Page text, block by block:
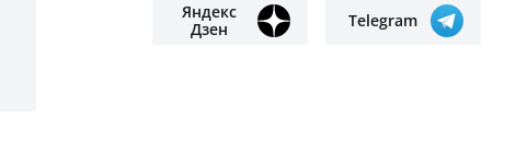
Яндекс
Дзен
Telegram